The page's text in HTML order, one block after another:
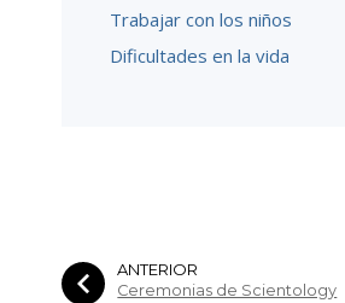
Trabajar con los niños
Dificultades en la vida
ANTERIOR
Ceremonias de Scientology